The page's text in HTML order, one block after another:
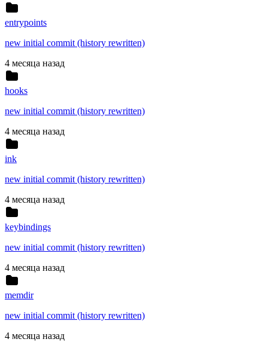
entrypoints
new initial commit (history rewritten)
4 месяца назад
hooks
new initial commit (history rewritten)
4 месяца назад
ink
new initial commit (history rewritten)
4 месяца назад
keybindings
new initial commit (history rewritten)
4 месяца назад
memdir
new initial commit (history rewritten)
4 месяца назад